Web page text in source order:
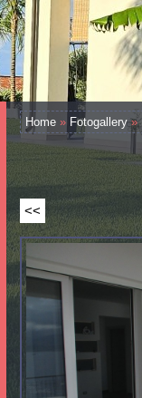
Home » Fotogallery »
<<